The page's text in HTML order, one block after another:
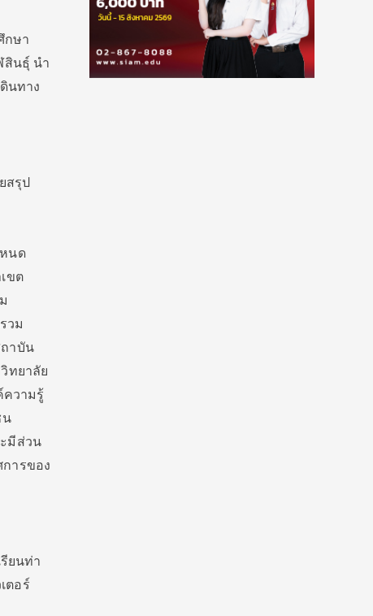
กษา
สินธุ์ นำ
นทาง
สรุป
นด
ขต
วม
าบัน
ทยาลัย
ความรู้
น
มีส่วน
ารของ
ยนท่า
ตอร์